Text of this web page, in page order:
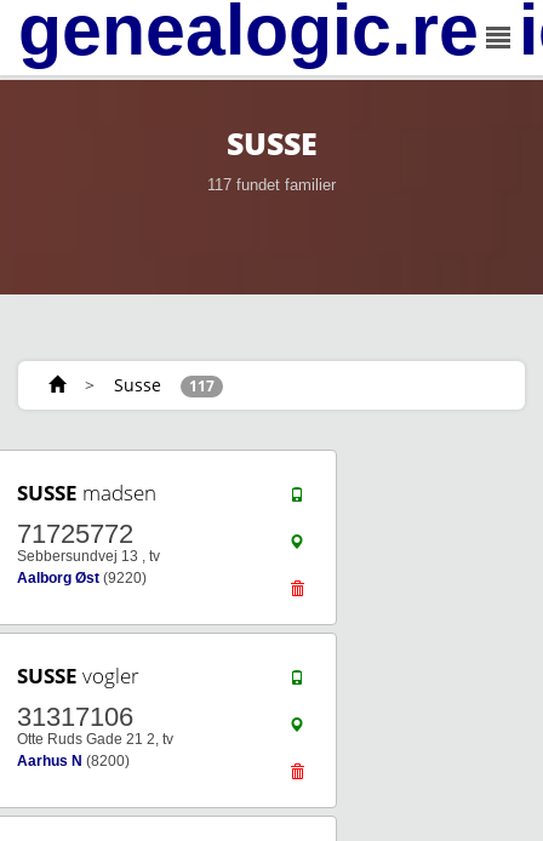
SUSSE
117 fundet familier
> Susse 117
SUSSE madsen
71725772
Sebbersundvej 13 , tv
Aalborg Øst (9220)
SUSSE vogler
31317106
Otte Ruds Gade 21 2, tv
Aarhus N (8200)